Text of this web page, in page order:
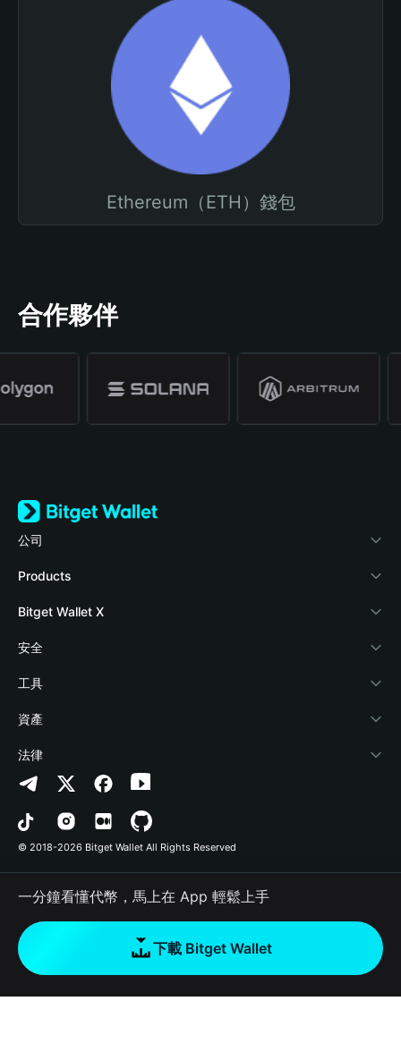
Ethereum（ETH）錢包
合作夥伴
公司
關於 Bitget Wallet
部落格
學院
加密資訊
幫助中心
‌聯繫我們
品牌資源
工作機會
Products
Crypto Card
Stablecoin Earn
Payfi Crypto
Crypto Swap API
Altcoin Season Index
Prediction Markets
DApp
RWA
如何購買加密貨幣
Bitget Wallet X
開發者文件
連接錢包
Bitget Wallet Pay
合作上架
安全
風險保障基金
安全防護技術
工具
快捷買幣
授權檢測
合約檢測
批次轉帳
資產
Arbitrum
Avalanche
Bitcoin
Polygon
法律
隱私協議
用戶使用協議
© 2018-2026 Bitget Wallet All Rights Reserved
一分鐘看懂代幣，馬上在 App 輕鬆上手
下載 Bitget Wallet